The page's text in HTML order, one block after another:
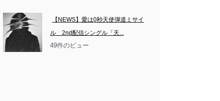
【NEWS】愛は0秒天使弾道ミサイ
ル　2nd配信シングル「天...
49件のビュー